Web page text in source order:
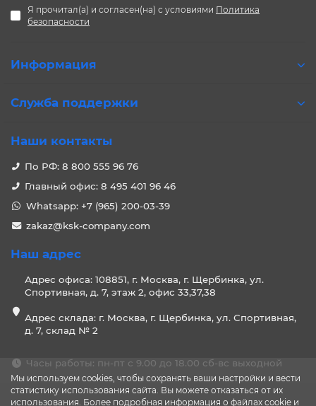
Мы используем cookies, чтобы сохранять ваши настройки и вести
статистику использования сайта. Вы можете отказаться от их
использования. Более подробная информация о файлах cookie и
Я прочитал(а) и согласен(на) с условиями Политика
безопасности
Информация
Служба поддержки
Наши контакты
По РФ: 8 800 555 96 76
Главный офис: 8 495 401 96 46
Whatsapp: +7 (965) 200-03-39
zakaz@ksk-company.com
Наш адрес
Адрес офиса: 108851, г. Москва, г. Щербинка, ул.
Спортивная, д. 7, этаж 2, офис 33,37,38
Адрес склада: г. Москва, г. Щербинка, ул. Спортивная,
д. 7, склад № 2
Часы работы: пн-пт с 9.00 до 18.00 сб-вс выходной